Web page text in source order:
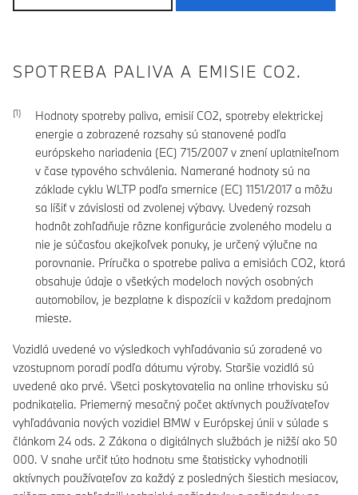
SPOTREBA PALIVA A EMISIE CO2.
Hodnoty spotreby paliva, emisií CO2, spotreby elektrickej
energie a zobrazené rozsahy sú stanovené podľa
európskeho nariadenia (EC) 715/2007 v znení uplatniteľnom
v čase typového schválenia. Namerané hodnoty sú na
základe cyklu WLTP podľa smernice (EC) 1151/2017 a môžu
sa líšiť v závislosti od zvolenej výbavy. Uvedený rozsah
hodnôt zohľadňuje rôzne konfigurácie zvoleného modelu a
nie je súčasťou akejkoľvek ponuky, je určený výlučne na
porovnanie. Príručka o spotrebe paliva a emisiách CO2, ktorá
obsahuje údaje o všetkých modeloch nových osobných
automobilov, je bezplatne k dispozícii v každom predajnom
mieste.
Vozidlá uvedené vo výsledkoch vyhľadávania sú zoradené vo
vzostupnom poradí podľa dátumu výroby. Staršie vozidlá sú
uvedené ako prvé. Všetci poskytovatelia na online trhovisku sú
podnikatelia. Priemerný mesačný počet aktívnych používateľov
vyhľadávania nových vozidiel BMW v Európskej únii v súlade s
článkom 24 ods. 2 Zákona o digitálnych službách je nižší ako 50
000. V snahe určiť túto hodnotu sme štatisticky vyhodnotili
aktívnych používateľov za každý z posledných šiestich mesiacov,